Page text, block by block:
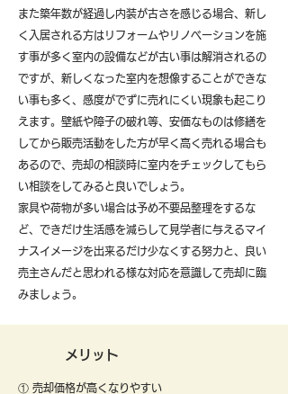
また築年数が経過し内装が古さを感じる場合、新し
く入居される方はリフォームやリノベーションを施
す事が多く室内の設備などが古い事は解消されるの
ですが、新しくなった室内を想像することができな
い事も多く、感度がでずに売れにくい現象も起こり
えます。壁紙や障子の破れ等、安価なものは修繕を
してから販売活動をした方が早く高く売れる場合も
あるので、売却の相談時に室内をチェックしてもら
い相談をしてみると良いでしょう。
​家具や荷物が多い場合は予め不要品整理をするな
ど、できだけ生活感を減らして見学者に与えるマイ
ナスイメージを出来るだけ少なくする努力と、良い
売主さんだと思われる様な対応を意識して売却に臨
みましょう。
メリット
① 売却価格が高くなりやすい